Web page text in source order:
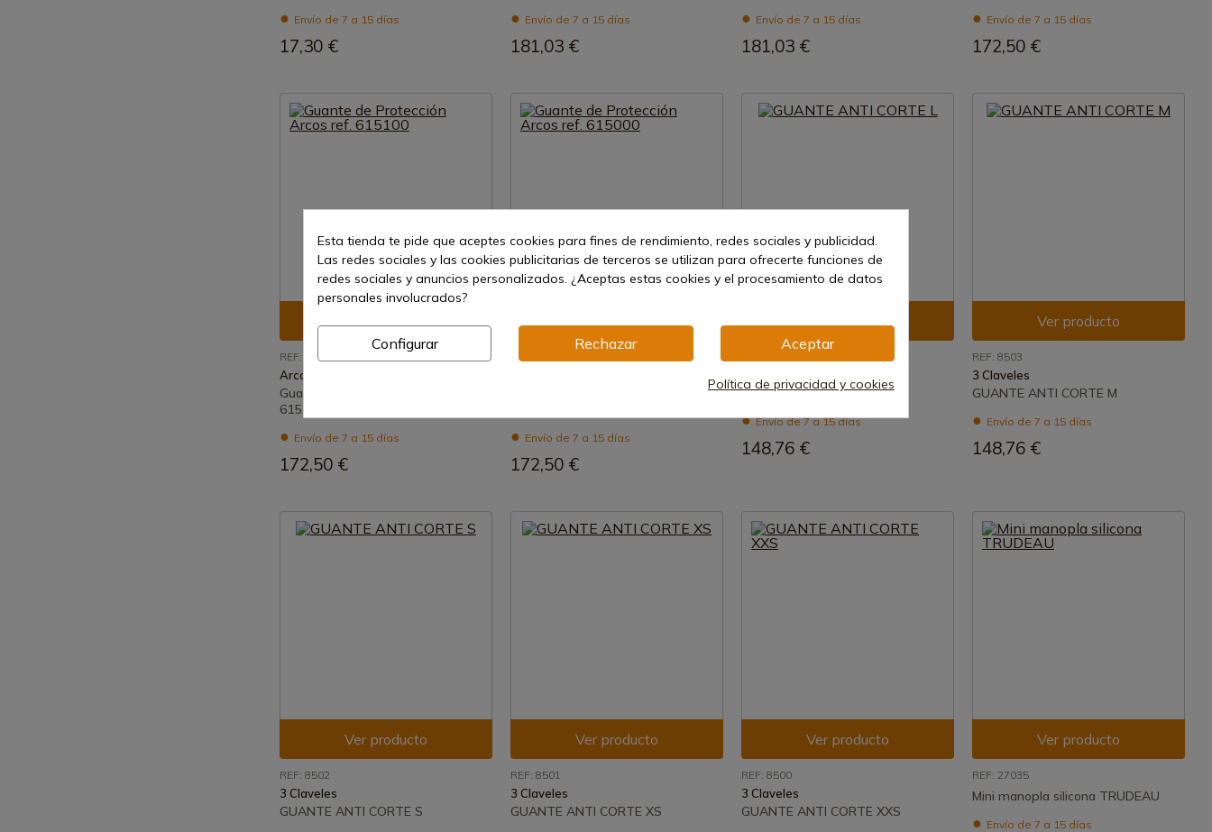
Envío de 7 a 15 días
17,30 €
Envío de 7 a 15 días
181,03 €
Envío de 7 a 15 días
181,03 €
Envío de 7 a 15 días
172,50 €
Ver producto
REF: 615100
Arcos
Guante de Protección Arcos ref.
615100
Envío de 7 a 15 días
172,50 €
Ver producto
REF: 615000
Envío de 7 a 15 días
172,50 €
Ver producto
GUANTE ANTI CORTE L
Envío de 7 a 15 días
148,76 €
Ver producto
REF: 8503
3 Claveles
GUANTE ANTI CORTE M
Envío de 7 a 15 días
148,76 €
Ver producto
REF: 8502
3 Claveles
GUANTE ANTI CORTE S
Ver producto
REF: 8501
3 Claveles
GUANTE ANTI CORTE XS
Ver producto
REF: 8500
3 Claveles
GUANTE ANTI CORTE XXS
Ver producto
REF: 27035
Mini manopla silicona TRUDEAU
Envío de 7 a 15 días
Esta tienda te pide que aceptes cookies para fines de rendimiento, redes sociales y publicidad.
Las redes sociales y las cookies publicitarias de terceros se utilizan para ofrecerte funciones de
redes sociales y anuncios personalizados. ¿Aceptas estas cookies y el procesamiento de datos
personales involucrados?
Configurar Rechazar Aceptar
Política de privacidad y cookies